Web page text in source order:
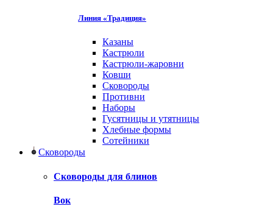
Линия «Традиция»
Казаны
Кастрюли
Кастрюли-жаровни
Ковши
Сковороды
Противни
Наборы
Гусятницы и утятницы
Хлебные формы
Сотейники
Сковороды
Сковороды для блинов
Вок